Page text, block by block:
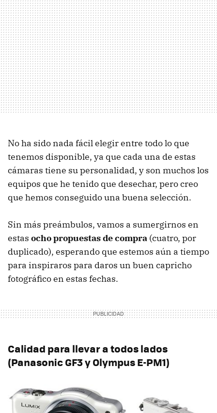
No ha sido nada fácil elegir entre todo lo que
tenemos disponible, ya que cada una de estas
cámaras tiene su personalidad, y son muchos los
equipos que he tenido que desechar, pero creo
que hemos conseguido una buena selección.
Sin más preámbulos, vamos a sumergirnos en
estas ocho propuestas de compra (cuatro, por
duplicado), esperando que estemos aún a tiempo
para inspiraros para daros un buen capricho
fotográfico en estas fechas.
Calidad para llevar a todos lados
(Panasonic GF3 y Olympus E-PM1)